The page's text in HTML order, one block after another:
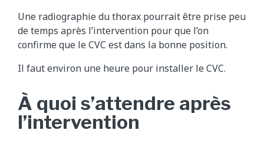
Une radiographie du thorax pourrait être prise peu
de temps après l’intervention pour que l’on
confirme que le CVC est dans la bonne position.
Il faut environ une heure pour installer le CVC.
À quoi s’attendre après
l’intervention